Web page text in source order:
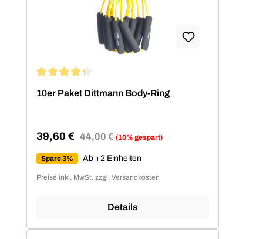
10er Paket Dittmann Body-Ring
Verkaufspreis:
39,60 € Regulärer Preis:
44,00 € (10% gespart)
Spare 3% Ab +2 Einheiten
Preise inkl. MwSt. zzgl. Versandkosten
Details